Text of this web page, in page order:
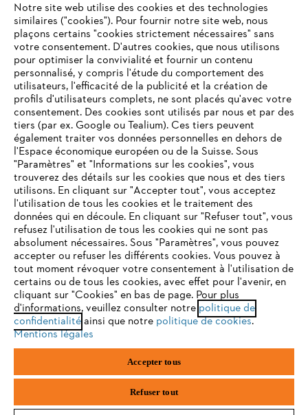
VOTRE NAVIGATEUR INTERNET
N'EST PLUS PRIS EN CHARGE
Vous utilisez un navigateur Internet que nous ne prenons plus
en charge, et certaines fonctionnalités de notre site ne
peuvent fonctionner correctement. Pour une utilisation
optimale de notre site, nous vous recommandons de passer à
l'un des navigateurs suivants :
firefox chrome
Notre site web utilise des cookies et des technologies
similaires ("cookies"). Pour fournir notre site web, nous
plaçons certains "cookies strictement nécessaires" sans
votre consentement. D'autres cookies, que nous utilisons
pour optimiser la convivialité et fournir un contenu
personnalisé, y compris l'étude du comportement des
utilisateurs, l'efficacité de la publicité et la création de
profils d'utilisateurs complets, ne sont placés qu'avec votre
consentement. Des cookies sont utilisés par nous et par des
tiers (par ex. Google ou Tealium). Ces tiers peuvent
également traiter vos données personnelles en dehors de
l'Espace économique européen ou de la Suisse. Sous
"Paramètres" et "Informations sur les cookies", vous
trouverez des détails sur les cookies que nous et des tiers
utilisons. En cliquant sur "Accepter tout", vous acceptez
l'utilisation de tous les cookies et le traitement des
données qui en découle. En cliquant sur "Refuser tout", vous
refusez l'utilisation de tous les cookies qui ne sont pas
absolument nécessaires. Sous "Paramètres", vous pouvez
accepter ou refuser les différents cookies. Vous pouvez à
tout moment révoquer votre consentement à l'utilisation de
certains ou de tous les cookies, avec effet pour l'avenir, en
cliquant sur "Cookies" en bas de page. Pour plus
d'informations, veuillez consulter notre politique de
confidentialitéainsi que notre politique de cookies.
Mentions légales
Accepter tous
Refuser tout